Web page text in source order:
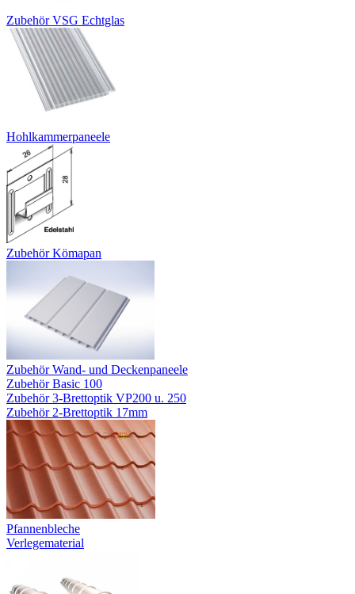
Zubehör VSG Echtglas
Hohlkammerpaneele
Zubehör Kömapan
Zubehör Wand- und Deckenpaneele
Zubehör Basic 100
Zubehör 3-Brettoptik VP200 u. 250
Zubehör 2-Brettoptik 17mm
Pfannenbleche
Verlegematerial